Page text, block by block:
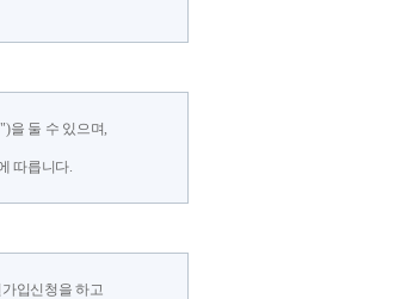
을 둘 수 있으며,
따릅니다.
입신청을 하고